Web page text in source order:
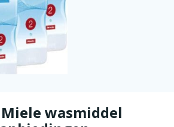
wasmiddel